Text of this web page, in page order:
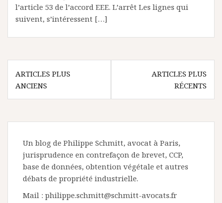
l’article 53 de l’accord EEE. L’arrêt Les lignes qui
suivent, s’intéressent […]
Navigation
des
articles
ARTICLES PLUS
ANCIENS
ARTICLES PLUS
RÉCENTS
Un blog de Philippe Schmitt, avocat à Paris,
jurisprudence en contrefaçon de brevet, CCP,
base de données, obtention végétale et autres
débats de propriété industrielle.
Mail : philippe.schmitt@schmitt-avocats.fr